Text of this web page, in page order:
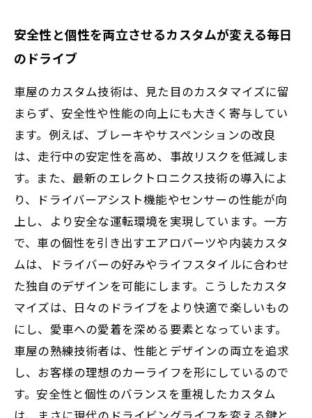
安全性と個性を両立させるカスタムが変える毎日
のドライブ
車屋のカスタム技術は、見た目のカスタマイズに留
まらず、安全性や性能の向上にも大きく寄与してい
ます。例えば、ブレーキやサスペンションの改良
は、走行中の安定性を高め、事故リスクを低減しま
す。また、最新のエレクトロニクス技術の導入によ
り、ドライバーアシスト機能やセンサーの性能が向
上し、より安全な運転環境を実現しています。一方
で、車の個性を引き出すエアロパーツや内装カスタ
ムは、ドライバーの好みやライフスタイルに合わせ
た独自のデザインを可能にします。こうしたカスタ
マイズは、日々のドライブをより快適で楽しいもの
にし、愛車への愛着を深める要素となっています。
車屋の熟練技術者は、性能とデザインの両立を追求
し、お客様の理想のカーライフを形にしているので
す。安全性と個性のバランスを重視したカスタム